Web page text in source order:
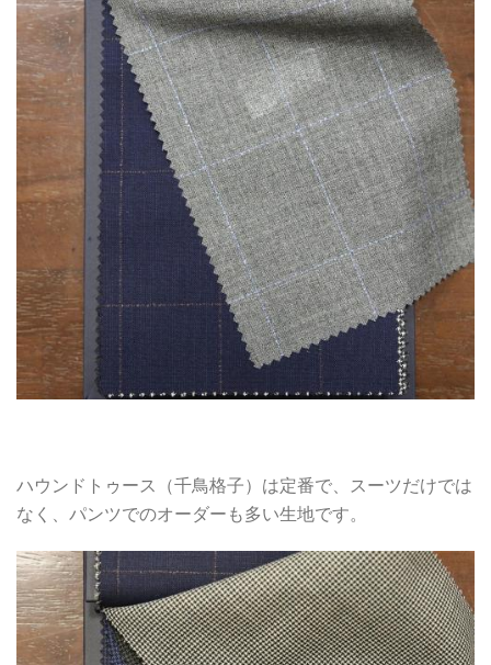
ハウンドトゥース（千鳥格子）は定番で、スーツだけでは
なく、パンツでのオーダーも多い生地です。